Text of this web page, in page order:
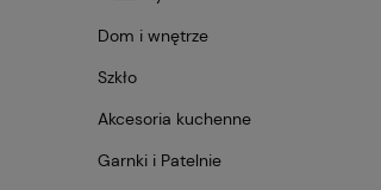
Dom i wnętrze
Szkło
Akcesoria kuchenne
Garnki i Patelnie